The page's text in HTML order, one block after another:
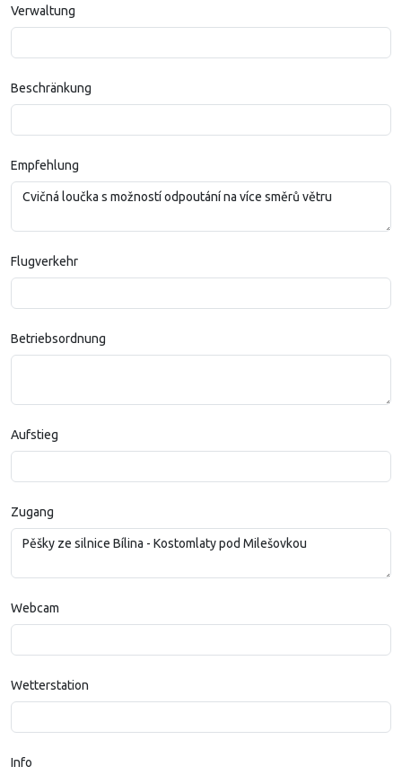
Verwaltung
Beschränkung
Empfehlung
Flugverkehr
Betriebsordnung
Aufstieg
Zugang
Webcam
Wetterstation
Info